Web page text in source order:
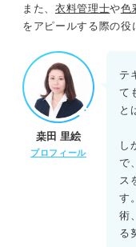
また、 衣料管理士や色
をアピールする際の役
桒田 里絵
プロフィール
テ
て
と
し
で
ス
す
術
る